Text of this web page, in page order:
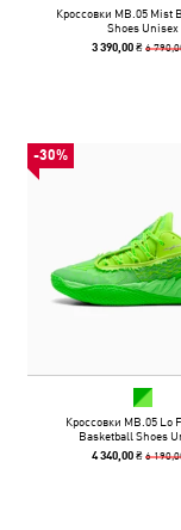
Кроссовки MB.05 Mist
Shoes Unisex
3 390,00 ₴6
-30%
Кроссовки MB.05 Lo
Basketball Shoes
4 340,00 ₴6